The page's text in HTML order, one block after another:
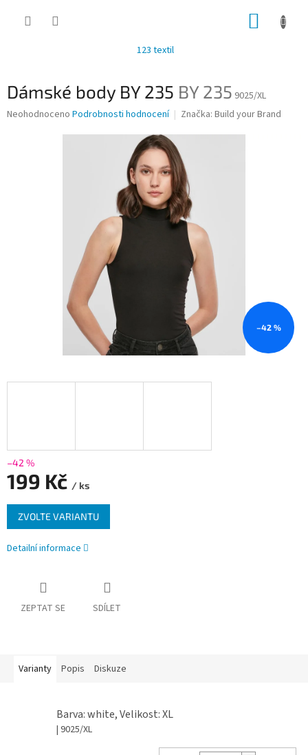
123 textil
Dámské body BY 235 BY 235 9025/XL
Průměrné
Neohodnoceno Podrobnosti hodnocení Značka: Build your Brand
–42 %
–42 %
199 Kč / ks
Měrná
cena:
ZVOLTE VARIANTU
Detailní informace
ZEPTAT SE SDÍLET
Varianty Popis Diskuze
Barva: white, Velikost: XL
| 9025/XL